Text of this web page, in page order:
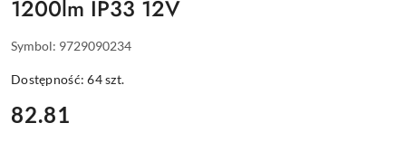
1200lm IP33 12V
Symbol: 9729090234
Dostępność:64szt.
cena:
82.81